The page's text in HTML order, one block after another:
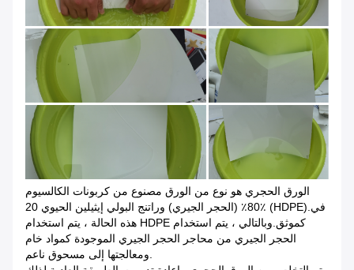
الورق الحجري هو نوع من الورق مصنوع من كربونات الكالسيوم
80٪ (الحجر الجيري) وراتنج البولي إيثيلين الحيوي 20٪ (HDPE).في
هذه الحالة ، يتم استخدام HDPE كموثق.وبالتالي ، يتم استخدام
الحجر الجيري من محاجر الحجر الجيري الموجودة كمواد خام